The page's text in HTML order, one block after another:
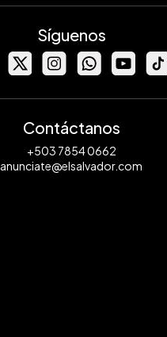
Síguenos
Contáctanos
+503 7854 0662
anunciate@elsalvador.com